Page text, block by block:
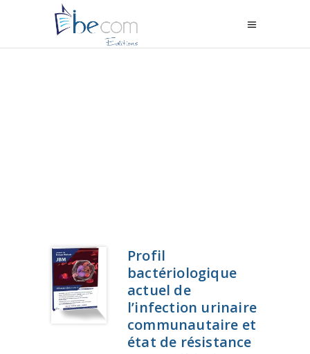
Profil
bactériologique
actuel de
l’infection urinaire
communautaire et
état de résistance